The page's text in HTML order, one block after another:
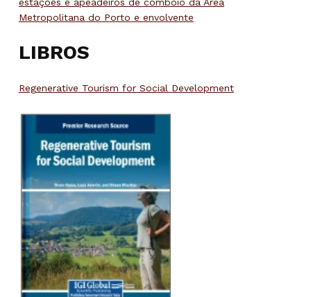
estações e apeadeiros de comboio da Área
Metropolitana do Porto e envolvente
LIBROS
Regenerative Tourism for Social Development